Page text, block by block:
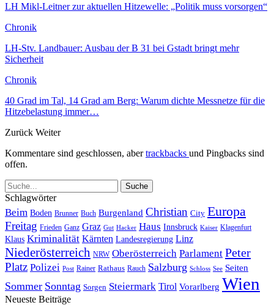
LH Mikl-Leitner zur aktuellen Hitzewelle: „Politik muss vorsorgen“
Chronik
LH-Stv. Landbauer: Ausbau der B 31 bei Gstadt bringt mehr
Sicherheit
Chronik
40 Grad im Tal, 14 Grad am Berg: Warum dichte Messnetze für die
Hitzebelastung immer…
Zurück Weiter
Kommentare sind geschlossen, abertrackbacks und Pingbacks sind
offen.
Schlagwörter
Beim Boden Brunner Buch Burgenland Christian City Europa
Freitag Frieden Ganz Graz Gut Hacker Haus Innsbruck Kaiser Klagenfurt
Klaus Kriminalität Kärnten Landesregierung Linz
Niederösterreich NRW Oberösterreich Parlament Peter
Platz Polizei Post Rainer Rathaus Rauch Salzburg Schloss See Seiten
Sommer Sonntag Sorgen Steiermark Tirol Vorarlberg Wien
Neueste Beiträge